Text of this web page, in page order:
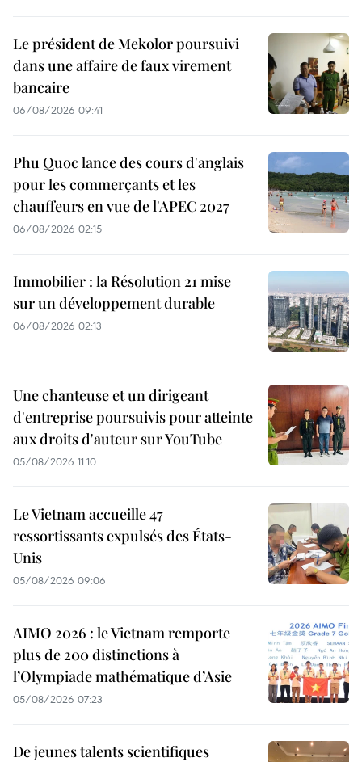
Le président de Mekolor poursuivi
dans une affaire de faux virement
bancaire
06/08/2026 09:41
Phu Quoc lance des cours d'anglais
pour les commerçants et les
chauffeurs en vue de l'APEC 2027
06/08/2026 02:15
Immobilier : la Résolution 21 mise
sur un développement durable
06/08/2026 02:13
Une chanteuse et un dirigeant
d'entreprise poursuivis pour atteinte
aux droits d'auteur sur YouTube
05/08/2026 11:10
Le Vietnam accueille 47
ressortissants expulsés des États-
Unis
05/08/2026 09:06
AIMO 2026 : le Vietnam remporte
plus de 200 distinctions à
l’Olympiade mathématique d’Asie
05/08/2026 07:23
De jeunes talents scientifiques